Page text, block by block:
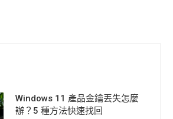
Windows 11 產品金鑰丟失怎麼
辦？5 種方法快速找回